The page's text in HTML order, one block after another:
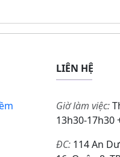
LIÊN HỆ
Giờ làm việc:
13h30-17h30
ĐC: 114 An